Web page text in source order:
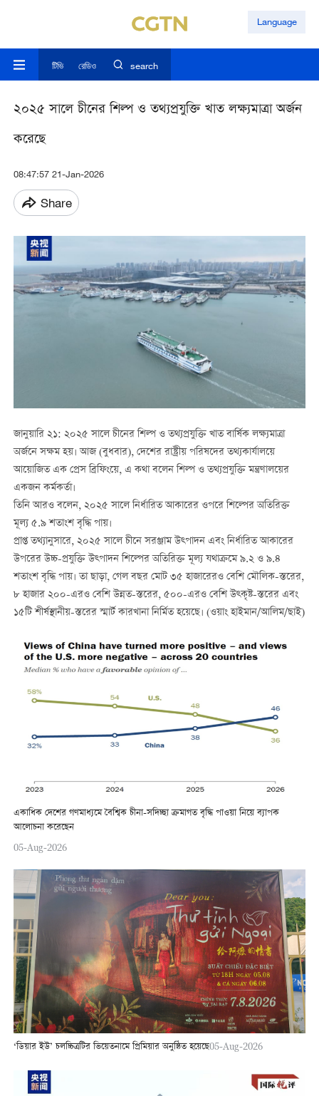
Language
টিভি রেডিও search
২০২৫ সালে চীনের শিল্প ও তথ্যপ্রযুক্তি খাত লক্ষ্যমাত্রা অর্জন
করেছে
08:47:57 21-Jan-2026
Share
জানুয়ারি ২১: ২০২৫ সালে চীনের শিল্প ও তথ্যপ্রযুক্তি খাত বার্ষিক লক্ষ্যমাত্রা
অর্জনে সক্ষম হয়। আজ (বুধবার), দেশের রাষ্ট্রীয় পরিষদের তথ্যকার্যালয়ে
আয়োজিত এক প্রেস ব্রিফিংয়ে, এ কথা বলেন শিল্প ও তথ্যপ্রযুক্তি মন্ত্রণালয়ের
একজন কর্মকর্তা।
তিনি আরও বলেন, ২০২৫ সালে নির্ধারিত আকারের ওপরে শিল্পের অতিরিক্ত
মূল্য ৫.৯ শতাংশ বৃদ্ধি পায়।
প্রাপ্ত তথ্যানুসারে, ২০২৫ সালে চীনে সরঞ্জাম উত্পাদন এবং নির্ধারিত আকারের
উপরের উচ্চ-প্রযুক্তি উত্পাদন শিল্পের অতিরিক্ত মূল্য যথাক্রমে ৯.২ ও ৯.৪
শতাংশ বৃদ্ধি পায়। তা ছাড়া, গেল বছর মোট ৩৫ হাজারেরও বেশি মৌলিক-স্তরের,
৮ হাজার ২০০-এরও বেশি উন্নত-স্তরের, ৫০০-এরও বেশি উত্কৃষ্ট-স্তরের এবং
১৫টি শীর্ষস্থানীয়-স্তরের স্মার্ট কারখানা নির্মিত হয়েছে। (ওয়াং হাইমান/আলিম/ছাই)
একাধিক দেশের গণমাধ্যমে বৈশ্বিক চীনা-সদিচ্ছা ক্রমাগত বৃদ্ধি পাওয়া নিয়ে ব্যাপক
আলোচনা করেছেন
05-Aug-2026
‘ডিয়ার ইউ’ চলচ্চিত্রটির ভিয়েতনামে প্রিমিয়ার অনুষ্ঠিত হয়েছে05-Aug-2026